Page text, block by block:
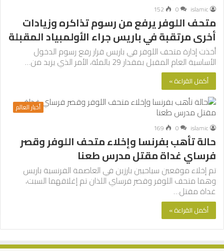
islamic
0
152
متحف اللوفر يرفع من رسوم تذاكره وزيادات
أخرى مرتقبة في باريس جراء الأولمبياد المقبلة
أخذت إدارة متحف اللوفر في باريس قرار رفع رسوم الدخول
الأساسية العام المقبل بمقدار 29 بالمئة، الأمر الذي يزيد من…
أكمل القراءة »
أخبار العالم
islamic
0
169
حالة تأهب بفرنسا وإخلاء متحف اللوفر وقصر
فرساي غداة مقتل مدرس طعنا
تم إخلاء موقعين سياحيين بارزين في العاصمة الفرنسية باريس
وهما متحف اللوفر وقصر فرساي اللذان تم إغلاقهما السبت،
غداة مقتل…
أكمل القراءة »